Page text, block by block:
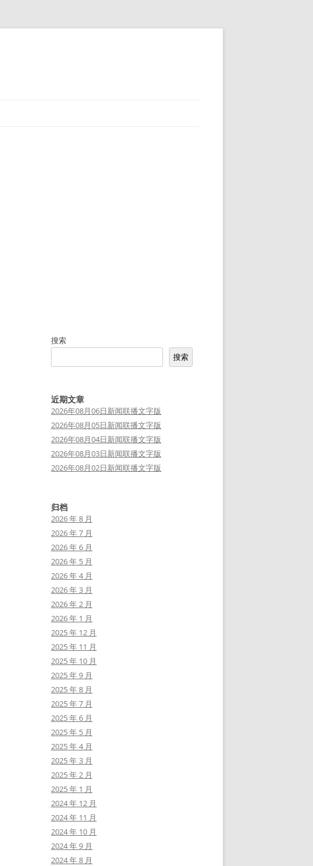
搜索
搜索
近期文章
2026年08月06日新闻联播文字版
2026年08月05日新闻联播文字版
2026年08月04日新闻联播文字版
2026年08月03日新闻联播文字版
2026年08月02日新闻联播文字版
归档
2026 年 8 月
2026 年 7 月
2026 年 6 月
2026 年 5 月
2026 年 4 月
2026 年 3 月
2026 年 2 月
2026 年 1 月
2025 年 12 月
2025 年 11 月
2025 年 10 月
2025 年 9 月
2025 年 8 月
2025 年 7 月
2025 年 6 月
2025 年 5 月
2025 年 4 月
2025 年 3 月
2025 年 2 月
2025 年 1 月
2024 年 12 月
2024 年 11 月
2024 年 10 月
2024 年 9 月
2024 年 8 月